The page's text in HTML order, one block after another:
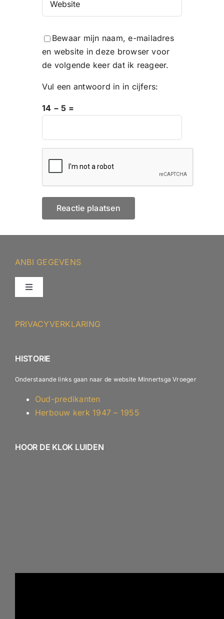
Bewaar mijn naam, e-mailadres
en website in deze browser voor
de volgende keer dat ik reageer.
Vul een antwoord in in cijfers:
14 − 5 =
ANBI GEGEVENS
Toggle
PRIVACYVERKLARING
HISTORIE
Onderstaande links gaan naar de website Minnertsga Vroeger
Oud-predikanten
Herbouw kerk 1947 – 1955
HOOR DE KLOK LUIDEN